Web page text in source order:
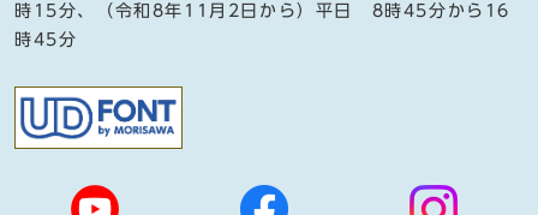
時15分、（令和8年11月2日から）平日 8時45分から16
時45分